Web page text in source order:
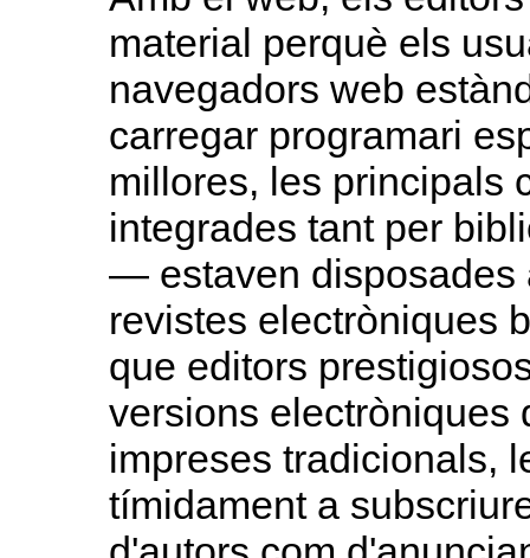
material perquè els
navegadors web
carregar programari
millores, les principals
integrades tant per
— estaven disposades
revistes electròniques
que editors
versions electròniques
impreses tradicionals,
tímidament a